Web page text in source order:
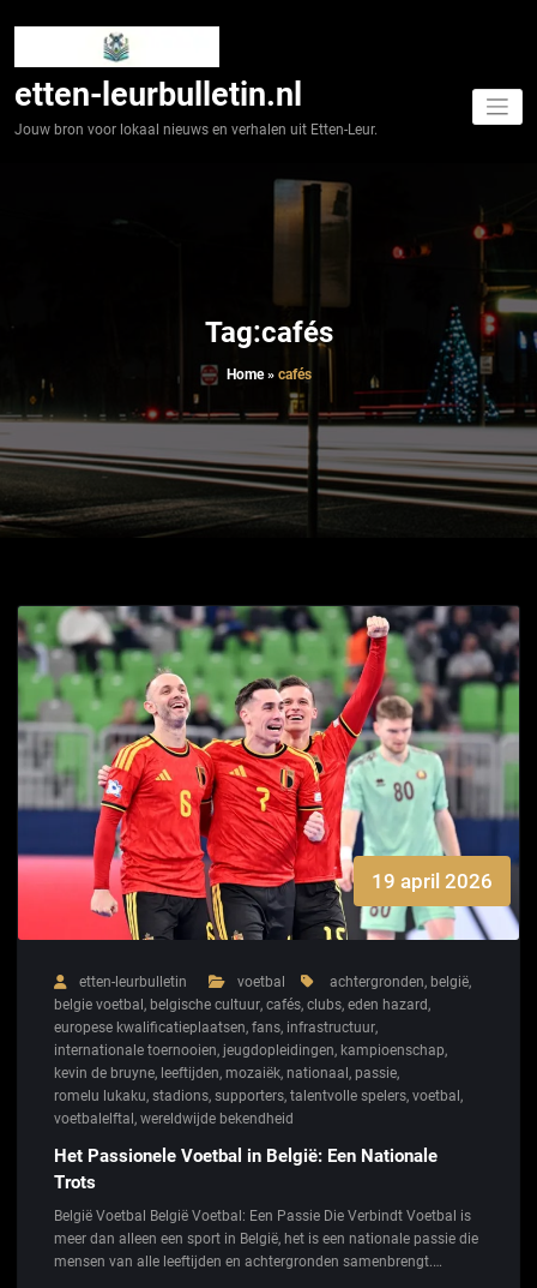
etten-leurbulletin.nl
Jouw bron voor lokaal nieuws en verhalen uit Etten-Leur.
Tag:cafés
Home» cafés
19 april 2026
etten-leurbulletin voetbal achtergronden, belgië,
belgie voetbal, belgische cultuur, cafés, clubs, eden hazard,
europese kwalificatieplaatsen, fans, infrastructuur,
internationale toernooien, jeugdopleidingen, kampioenschap,
kevin de bruyne, leeftijden, mozaiëk, nationaal, passie,
romelu lukaku, stadions, supporters, talentvolle spelers, voetbal,
voetbalelftal, wereldwijde bekendheid
Het Passionele Voetbal in België: Een Nationale
Trots
België Voetbal België Voetbal: Een Passie Die Verbindt Voetbal is
meer dan alleen een sport in België, het is een nationale passie die
mensen van alle leeftijden en achtergronden samenbrengt.…